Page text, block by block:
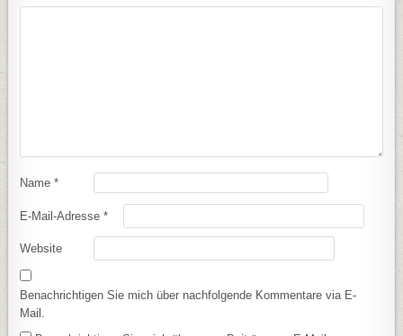
Name*
E-Mail-Adresse*
Website
Benachrichtigen Sie mich über nachfolgende Kommentare via E-
Mail.